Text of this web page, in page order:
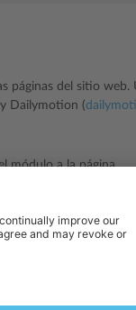
páginas del sitio web.
Dailymotion (
módulo a la página.
si ha obtenido un
no utilizar
web no se